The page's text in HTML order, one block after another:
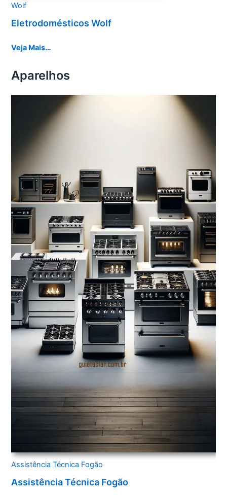
Wolf
Eletrodomésticos Wolf
Veja Mais…
Aparelhos
Assistência Técnica Fogão
Assistência Técnica Fogão